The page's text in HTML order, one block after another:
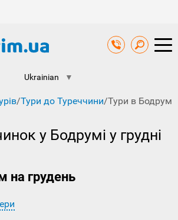
Ukrainian ▼
/Тури до Туреччини/Тури в Бодрум
у Бодрумі у грудні
на грудень